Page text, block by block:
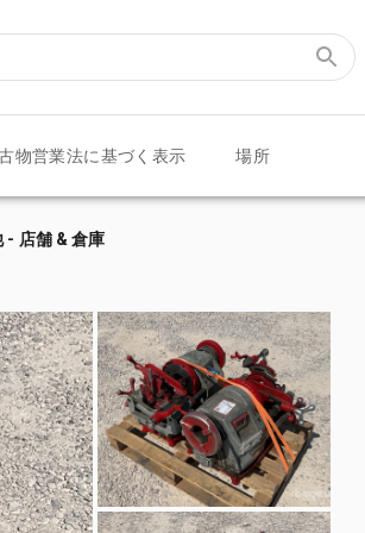
物営業法に基づく表示 場所
店舗 & 倉庫